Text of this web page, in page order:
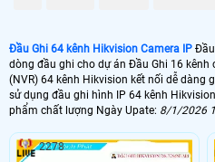
'Đầu Ghi 64 kênh Hikvision Camera IP
dòng đầu ghi cho dự án Đầu Ghi 16 kênh
(NVR) 64 kênh Hikvision kết nối dễ dàng
sử dụng đầu ghi hình IP 64 kênh
phẩm chất lượng Ngày Upate: 8/1/2026
2278